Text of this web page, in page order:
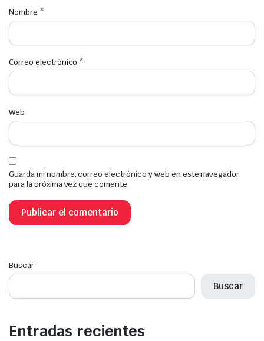
Nombre *
Correo electrónico *
Web
Guarda mi nombre, correo electrónico y web en este navegador
para la próxima vez que comente.
Buscar
Buscar
Entradas recientes